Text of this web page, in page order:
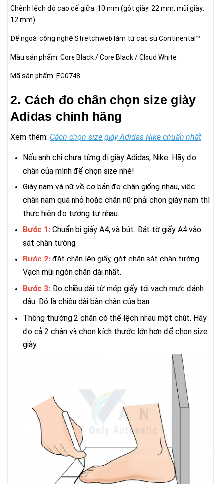
Chênh lệch độ cao đế giữa: 10 mm (gót giày: 22 mm, mũi giày:
12 mm)
Đế ngoài công nghệ Stretchweb làm từ cao su Continental™
Màu sản phẩm: Core Black / Core Black / Cloud White
Mã sản phẩm: EG0748
2. Cách đo chân chọn size giày
Adidas chính hãng
Xem thêm: Cách chọn size giày Adidas Nike chuẩn nhất
Nếu anh chị chưa từng đi giày Adidas, Nike. Hãy đo
chân của mình để chọn size nhé!
Giày nam và nữ về cơ bản đo chân giống nhau, việc
chân nam quá nhỏ hoặc chân nữ phải chọn giày nam thì
thực hiện đo tương tự nhau.
Bước 1: Chuẩn bị giấy A4, và bút. Đặt tờ giấy A4 vào
sát chân tường.
Bước 2: đặt chân lên giấy, gót chân sát chân tường.
Vạch mũi ngón chân dài nhất.
Bước 3: Đo chiều dài từ mép giấy tới vạch mực đánh
dấu. Đó là chiều dài bàn chân của bạn.
Thông thường 2 chân có thể lệch nhau một chút. Hãy
đo cả 2 chân và chọn kích thước lớn hơn để chọn size
giày